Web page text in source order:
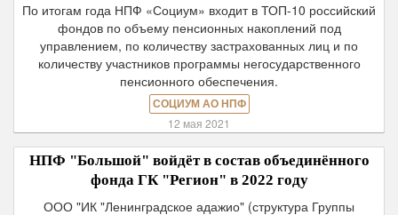
По итогам года НПФ «Социум» входит в ТОП-10 российский
фондов по объему пенсионных накоплений под
управлением, по количеству застрахованных лиц и по
количеству участников программы негосударственного
пенсионного обеспечения.
СОЦИУМ АО НПФ
12 мая 2021
НПФ "Большой" войдёт в состав объединённого
фонда ГК "Регион" в 2022 году
ООО "ИК "Ленинградское адажио" (структура Группы